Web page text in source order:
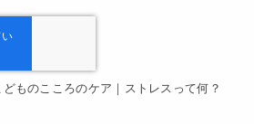
どものこころのケア｜ストレスって何？